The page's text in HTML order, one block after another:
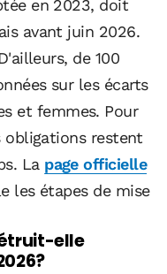
en 2023, doit
avant juin 2026.
de 100
sur les écarts
et femmes. Pour
restent
La page officielle
les étapes de mise
elle